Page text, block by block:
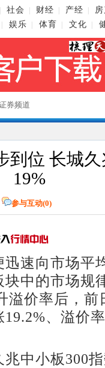
社会 财经 产经
娱乐 体育 文化
券频道
到位 长城
19%
参与互动(0)
速向市场平
中的市场规
溢价率后，前
、溢价
中小板300指